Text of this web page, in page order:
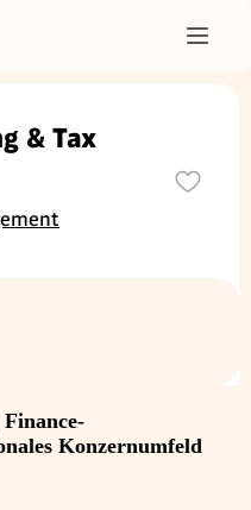
& Tax
Konzernumfeld